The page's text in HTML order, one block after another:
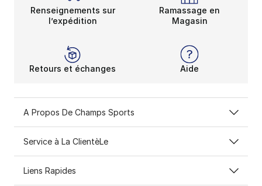
Renseignements sur
l’expédition
Ramassage en
Magasin
Retours et échanges Aide
A Propos De Champs Sports
Service à La ClientèLe
Liens Rapides